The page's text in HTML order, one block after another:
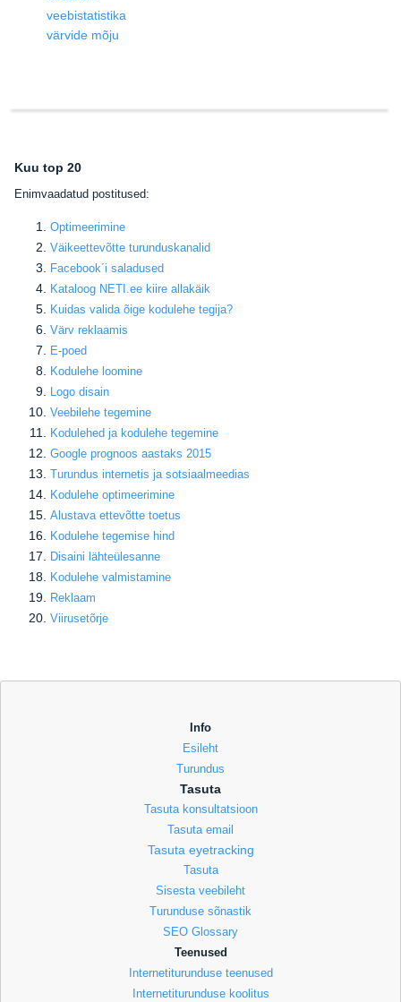
veebistatistika
värvide mõju
Kuu top 20
Enimvaadatud postitused:
Optimeerimine
Väikeettevõtte turunduskanalid
Facebook´i saladused
Kataloog NETI.ee kiire allakäik
Kuidas valida õige kodulehe tegija?
Värv reklaamis
E-poed
Kodulehe loomine
Logo disain
Veebilehe tegemine
Kodulehed ja kodulehe tegemine
Google prognoos aastaks 2015
Turundus internetis ja sotsiaalmeedias
Kodulehe optimeerimine
Alustava ettevõtte toetus
Kodulehe tegemise hind
Disaini lähteülesanne
Kodulehe valmistamine
Reklaam
Viirusetõrje
Info
Esileht
Turundus
Tasuta
Tasuta konsultatsioon
Tasuta email
Tasuta eyetracking
Tasuta
Sisesta veebileht
Turunduse sõnastik
SEO Glossary
Teenused
Internetiturunduse teenused
Internetiturunduse koolitus